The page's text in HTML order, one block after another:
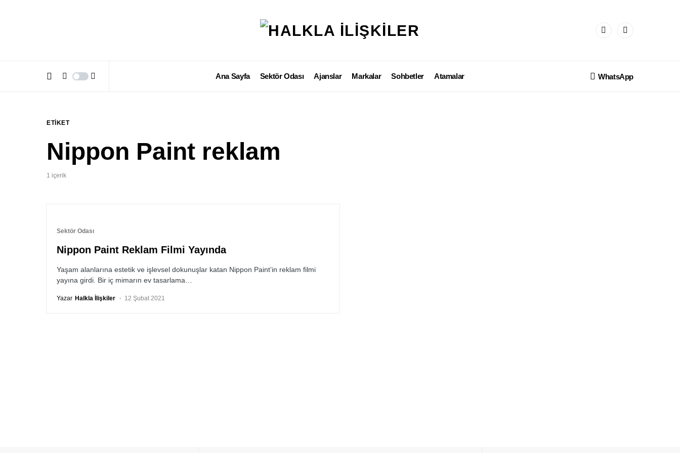
Ana Sayfa Sektör Odası Ajanslar Markalar Sohbetler Atamalar WhatsApp
ETIKET
Nippon Paint reklam
1 içerik
Sektör Odası
Nippon Paint Reklam Filmi Yayında
Yaşam alanlarına estetik ve işlevsel dokunuşlar katan Nippon Paint’in reklam filmi
yayına girdi. Bir iç mimarın ev tasarlama…
Yazar Halkla İlişkiler 12 Şubat 2021